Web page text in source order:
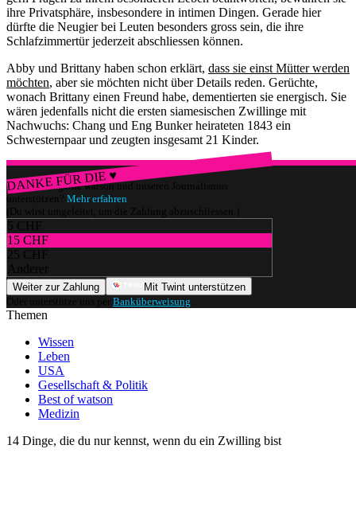
ihre Privatsphäre, insbesondere in intimen Dingen. Gerade hier
dürfte die Neugier bei Leuten besonders gross sein, die ihre
Schlafzimmertür jederzeit abschliessen können.
Abby und Brittany haben schon erklärt, dass sie einst Mütter werden
möchten, aber sie möchten nicht über Details reden. Gerüchte,
wonach Brittany einen Freund habe, dementierten sie energisch. Sie
wären jedenfalls nicht die ersten siamesischen Zwillinge mit
Nachwuchs: Chang und Eng Bunker heirateten 1843 ein
Schwesternpaar und zeugten insgesamt 21 Kinder.
DANKE FÜR DIE ♥
Würdest du gerne watson und unseren Journalismus
unterstützen? Mehr erfahren
(Du wirst umgeleitet, um die Zahlung abzuschliessen.)
5 CHF
15 CHF
25 CHF
Anderer
Weiter zur Zahlung
Mit Twint unterstützen
Oder unterstütze uns per Banküberweisung
Themen
Wissen
Leben
USA
Gesellschaft & Politik
Best of watson
Medizin
14 Dinge, die du nur kennst, wenn du ein Zwilling bist